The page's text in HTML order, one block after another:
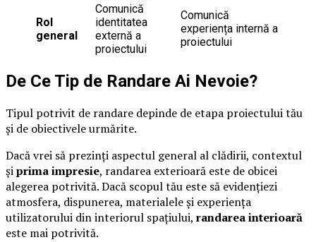
Rol
general
Comunică
identitatea
externă a
proiectului
Comunică
experiența internă a
proiectului
De Ce Tip de Randare Ai Nevoie?
Tipul potrivit de randare depinde de etapa proiectului tău
și de obiectivele urmărite.
Dacă vrei să prezinți aspectul general al clădirii, contextul
șiprima impresie, randarea exterioară este de obicei
alegerea potrivită. Dacă scopul tău este să evidențiezi
atmosfera, dispunerea, materialele și experiența
utilizatorului din interiorul spațiului, randarea interioară
este mai potrivită.